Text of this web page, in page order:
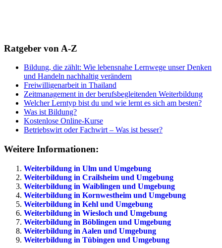
Ratgeber von A-Z
Bildung, die zählt: Wie lebensnahe Lernwege unser Denken
und Handeln nachhaltig verändern
Freiwilligenarbeit in Thailand
Zeitmanagement in der berufsbegleitenden Weiterbildung
Welcher Lerntyp bist du und wie lernt es sich am besten?
Was ist Bildung?
Kostenlose Online-Kurse
Betriebswirt oder Fachwirt – Was ist besser?
Weitere Informationen:
Weiterbildung in Ulm und Umgebung
Weiterbildung in Crailsheim und Umgebung
Weiterbildung in Waiblingen und Umgebung
Weiterbildung in Kornwestheim und Umgebung
Weiterbildung in Kehl und Umgebung
Weiterbildung in Wiesloch und Umgebung
Weiterbildung in Böblingen und Umgebung
Weiterbildung in Aalen und Umgebung
Weiterbildung in Tübingen und Umgebung